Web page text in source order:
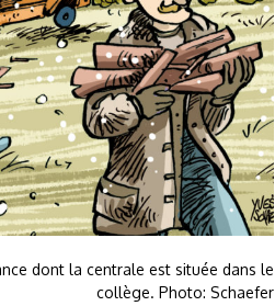
dont la centrale est située dans le
collège. Photo: Schaefer